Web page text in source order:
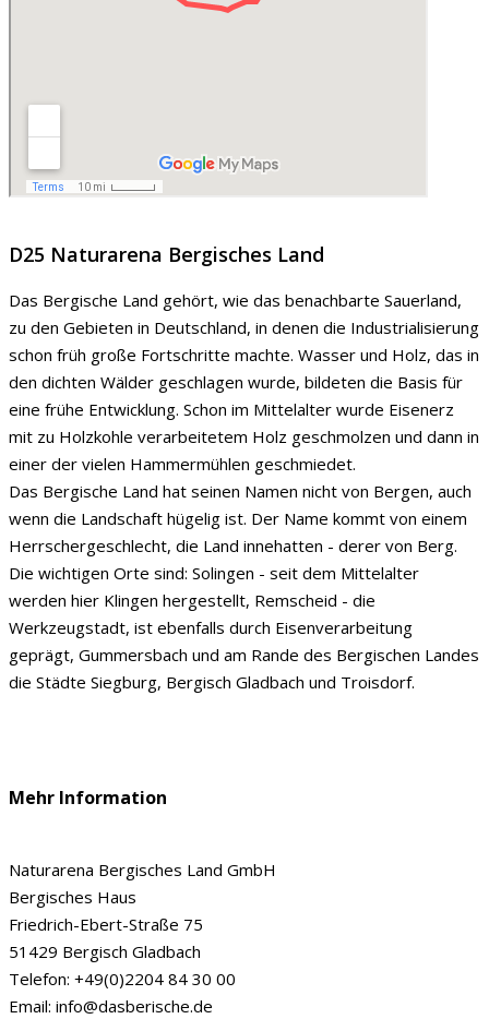
D25 Naturarena Bergisches Land
Das Bergische Land gehört, wie das benachbarte Sauerland,
zu den Gebieten in Deutschland, in denen die Industrialisierung
schon früh große Fortschritte machte. Wasser und Holz, das in
den dichten Wälder geschlagen wurde, bildeten die Basis für
eine frühe Entwicklung. Schon im Mittelalter wurde Eisenerz
mit zu Holzkohle verarbeitetem Holz geschmolzen und dann in
einer der vielen Hammermühlen geschmiedet.
Das Bergische Land hat seinen Namen nicht von Bergen, auch
wenn die Landschaft hügelig ist. Der Name kommt von einem
Herrschergeschlecht, die Land innehatten - derer von Berg.
Die wichtigen Orte sind: Solingen - seit dem Mittelalter
werden hier Klingen hergestellt, Remscheid - die
Werkzeugstadt, ist ebenfalls durch Eisenverarbeitung
geprägt, Gummersbach und am Rande des Bergischen Landes
die Städte Siegburg, Bergisch Gladbach und Troisdorf.
Mehr Information
Naturarena Bergisches Land GmbH
Bergisches Haus
Friedrich-Ebert-Straße 75
51429 Bergisch Gladbach
Telefon: +49(0)2204 84 30 00
Email: info@dasberische.de